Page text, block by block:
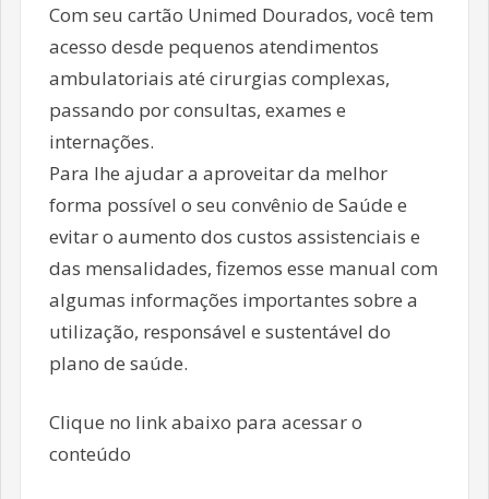
Com seu cartão Unimed Dourados, você tem
acesso desde pequenos atendimentos
ambulatoriais até cirurgias complexas,
passando por consultas, exames e
internações.
Para lhe ajudar a aproveitar da melhor
forma possível o seu convênio de Saúde e
evitar o aumento dos custos assistenciais e
das mensalidades, fizemos esse manual com
algumas informações importantes sobre a
utilização, responsável e sustentável do
plano de saúde.
Clique no link abaixo para acessar o
conteúdo